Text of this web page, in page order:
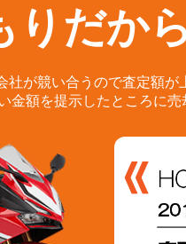
りだか
社が競い合うので査定額が
金額を提示したところに売